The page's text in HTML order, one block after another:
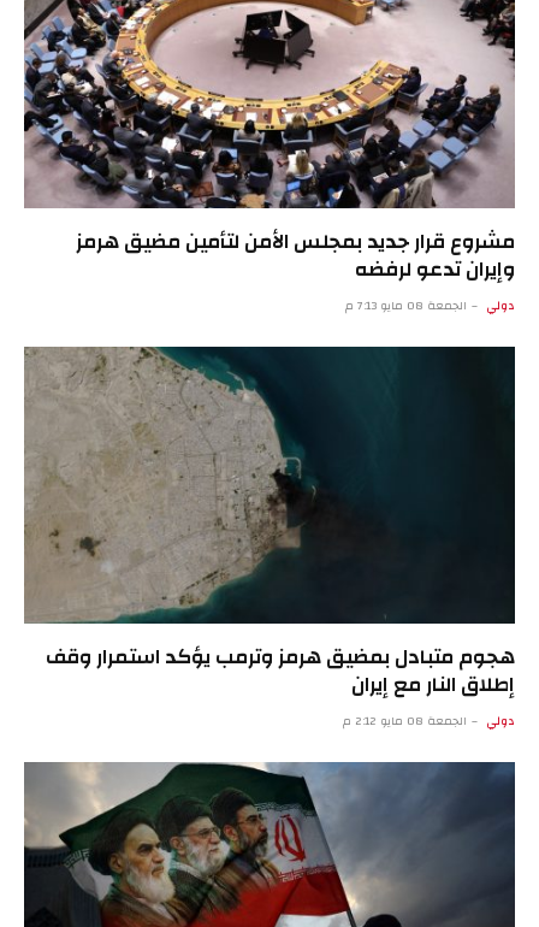
مشروع قرار جديد بمجلس الأمن لتأمين مضيق هرمز
وإيران تدعو لرفضه
دولي الجمعة 08 مايو 7:13 م
هجوم متبادل بمضيق هرمز وترمب يؤكد استمرار وقف
إطلاق النار مع إيران
دولي الجمعة 08 مايو 2:12 م